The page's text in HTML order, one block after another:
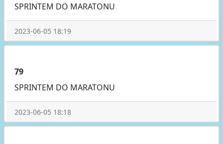
SPRINTEM DO MARATONU
2023-06-05 18:19
79
SPRINTEM DO MARATONU
2023-06-05 18:18